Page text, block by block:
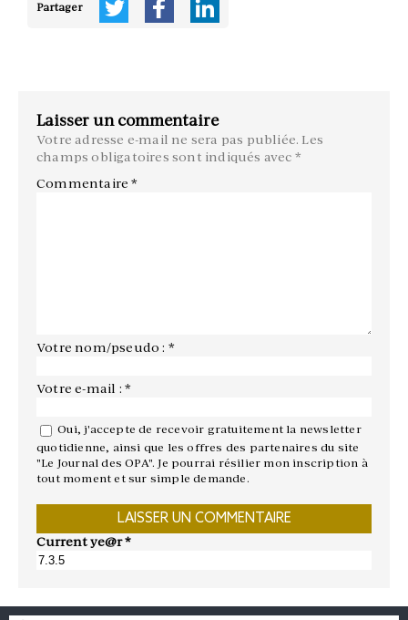
Partager
Laisser un commentaire
Votre adresse e-mail ne sera pas publiée. Les
champs obligatoires sont indiqués avec *
Commentaire*
Votre nom/pseudo : *
Votre e-mail : *
Oui, j'accepte de recevoir gratuitement la newsletter
quotidienne, ainsi que les offres des partenaires du site
"Le Journal des OPA". Je pourrai résilier mon inscription à
tout moment et sur simple demande.
Current ye@r*